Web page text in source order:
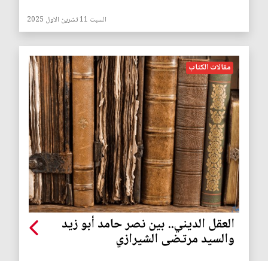
السبت 11 تشرين الاول 2025
مقالات الكتاب
العقل الديني.. بين نصر حامد أبو زيد
والسيد مرتضى الشيرازي